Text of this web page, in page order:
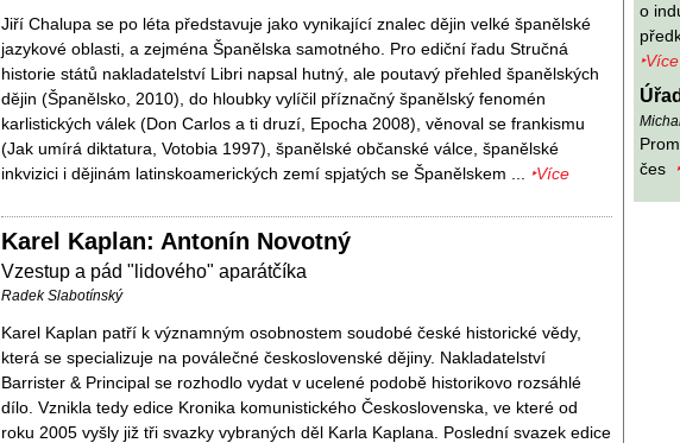
o
‣Více
čes
Jiří Chalupa se po léta představuje jako vynikající znalec dějin velké španělské
jazykové oblasti, a zejména Španělska samotného. Pro ediční řadu Stručná
historie států nakladatelství Libri napsal hutný, ale poutavý přehled španělských
dějin (Španělsko, 2010), do hloubky vylíčil příznačný španělský fenomén
karlistických válek (Don Carlos a ti druzí, Epocha 2008), věnoval se frankismu
(Jak umírá diktatura, Votobia 1997), španělské občanské válce, španělské
inkvizici i dějinám latinskoamerických zemí spjatých se Španělskem ...
‣Více
Karel Kaplan: Antonín Novotný
Vzestup a pád "lidového" aparátčíka
Radek Slabotínský
Karel Kaplan patří k významným osobnostem soudobé české historické vědy,
která se specializuje na poválečné československé dějiny. Nakladatelství
Barrister & Principal se rozhodlo vydat v ucelené podobě historikovo rozsáhlé
dílo. Vznikla tedy edice Kronika komunistického Československa, ve které od
roku 2005 vyšly již tři svazky vybraných děl Karla Kaplana. Poslední svazek edice